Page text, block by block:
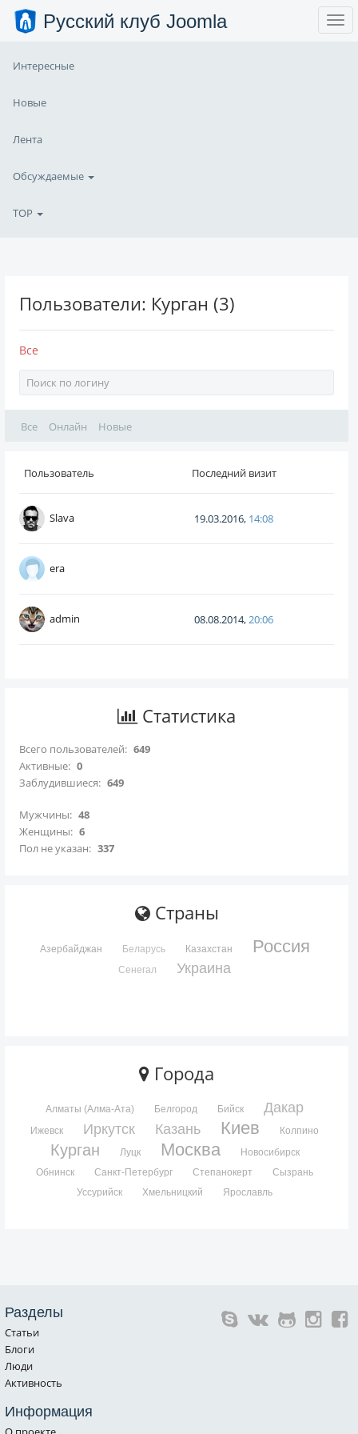
Русский клуб Joomla
Интересные
Новые
Лента
Обсуждаемые
TOP
Пользователи: Курган (3)
Все
Все Онлайн Новые
Пользователь Последний визит
Slava 19.03.2016, 14:08
era
admin 08.08.2014, 20:06
Статистика
Всего пользователей: 649
Активные: 0
Заблудившиеся: 649
Мужчины: 48
Женщины: 6
Пол не указан: 337
Страны
Азербайджан Беларусь Казахстан Россия
Сенегал Украина
Города
Алматы (Алма-Ата) Белгород Бийск Дакар
Ижевск Иркутск Казань Киев Колпино
Курган Луцк Москва
Новосибирск
Обнинск
Санкт-Петербург Степанокерт
Сызрань
Уссурийск
Хмельницкий Ярославль
Разделы
Статьи
Блоги
Люди
Активность
Информация